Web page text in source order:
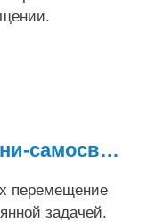
Гидравлический мини-самосвал: обеспечение более безопасной и...
перемещение
задачей.